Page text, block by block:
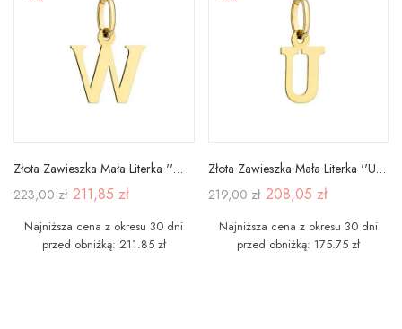
Złota Zawieszka Mała Literka ''W'' pr 585
223,00 zł 211,85 zł
Najniższa cena z okresu 30 dni
przed obniżką: 211.85 zł
Złota Zawieszka Mała Literka ''U'' pr 585
219,00 zł 208,05 zł
Najniższa cena z okresu 30 dni
przed obniżką: 175.75 zł